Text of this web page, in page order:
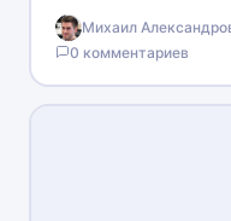
(Электронный
электронная школа
средства с…
Михаил
0 комментариев